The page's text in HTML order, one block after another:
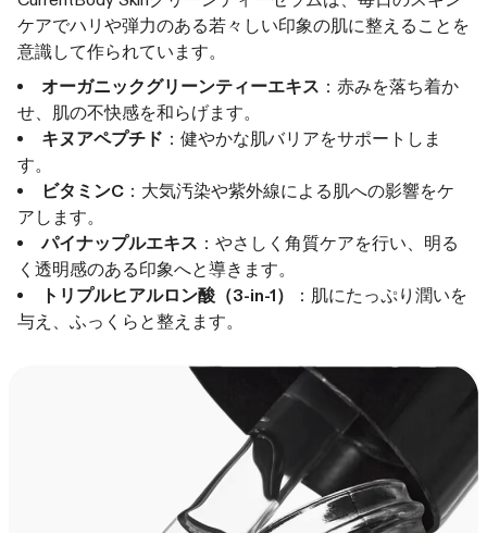
ケアでハリや弾力のある若々しい印象の肌に整えることを
意識して作られています。
オーガニックグリーンティーエキス ：赤みを落ち着か
せ、肌の不快感を和らげます。
キヌアペプチド ：健やかな肌バリアをサポートしま
す。
ビタミンC ：大気汚染や紫外線による肌への影響をケ
アします。
パイナップルエキス ：やさしく角質ケアを行い、明る
く透明感のある印象へと導きます。
トリプルヒアルロン酸（3-in-1）
：肌にたっぷり潤いを
与え、ふっくらと整えます。